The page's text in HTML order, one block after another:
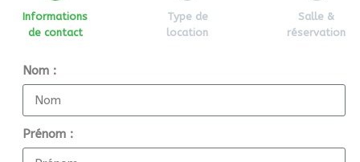
Informations
de contact
Type de
location
Salle &
réservation
Nom :
Prénom :